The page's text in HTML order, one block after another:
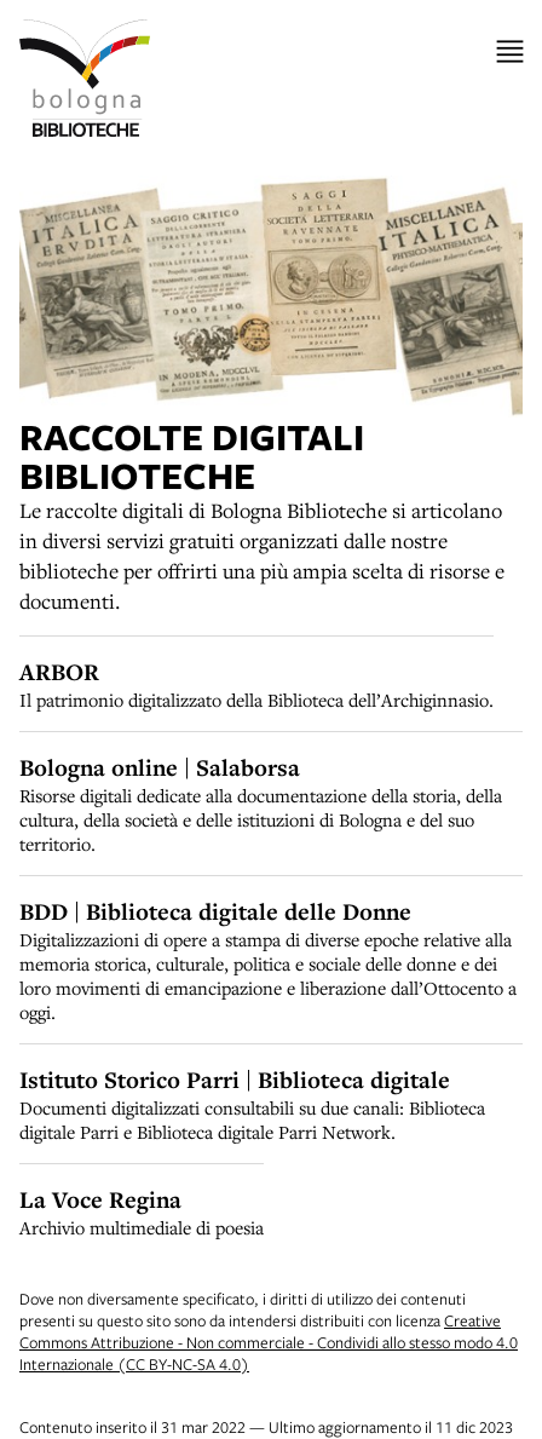
RACCOLTE DIGITALI
BIBLIOTECHE
Le raccolte digitali di Bologna Biblioteche si articolano
in diversi servizi gratuiti organizzati dalle nostre
biblioteche per offrirti una più ampia scelta di risorse e
documenti.
ARBOR
Il patrimonio digitalizzato della Biblioteca dell’Archiginnasio.
Bologna online | Salaborsa
Risorse digitali dedicate alla documentazione della storia, della
cultura, della società e delle istituzioni di Bologna e del suo
territorio.
BDD | Biblioteca digitale delle Donne
Digitalizzazioni di opere a stampa di diverse epoche relative alla
memoria storica, culturale, politica e sociale delle donne e dei
loro movimenti di emancipazione e liberazione dall’Ottocento a
oggi.
Istituto Storico Parri | Biblioteca digitale
Documenti digitalizzati consultabili su due canali: Biblioteca
digitale Parri e Biblioteca digitale Parri Network.
La Voce Regina
Archivio multimediale di poesia
Dove non diversamente specificato, i diritti di utilizzo dei contenuti
presenti su questo sito sono da intendersi distribuiti con licenzaCreative
Commons Attribuzione - Non commerciale - Condividi allo stesso modo 4.0
Internazionale (CC BY-NC-SA 4.0)
Contenuto inserito il 31 mar 2022 — Ultimo aggiornamento il 11 dic 2023